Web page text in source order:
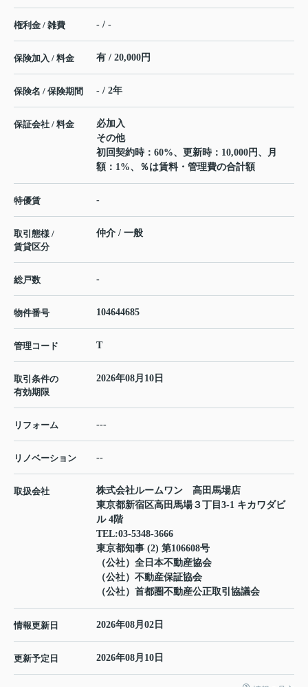
権利金 / 雑費 - / -
保険加入 / 料金 有 / 20,000円
保険名 / 保険期間 - / 2年
保証会社 / 料金
必加入
その他
初回契約時：60%、更新時：10,000円、月
額：1%、％は賃料・管理費の合計額
特優賃 -
取引態様 /
賃貸区分
仲介 / 一般
総戸数 -
物件番号 104644685
管理コード T
取引条件の
有効期限
2026年08月10日
リフォーム ---
リノベーション --
取扱会社
株式会社ルームワン 高田馬場店
東京都新宿区高田馬場３丁目3-1 キカワダビ
ル 4階
TEL:03-5348-3666
東京都知事 (2) 第106608号
（公社）全日本不動産協会
（公社）不動産保証協会
（公社）首都圏不動産公正取引協議会
情報更新日 2026年08月02日
更新予定日 2026年08月10日